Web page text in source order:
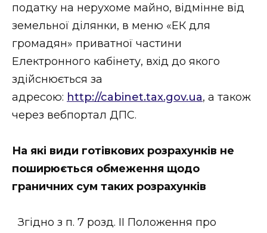
податку на нерухоме майно, відмінне від
земельної ділянки, в меню «ЕК для
громадян» приватної частини
Електронного кабінету, вхід до якого
здійснюється за
адресою: http://cabinet.tax.gov.ua, а також
через вебпортал ДПС.
На які види готівкових розрахунків не
поширюється обмеження щодо
граничних сум таких розрахунків
Згідно з п. 7 розд. ІІ Положення про